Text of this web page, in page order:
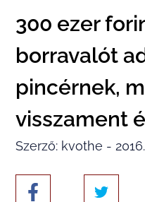
300 ezer
borravalót
pincérnek,
visszament
Szerző: kvothe -